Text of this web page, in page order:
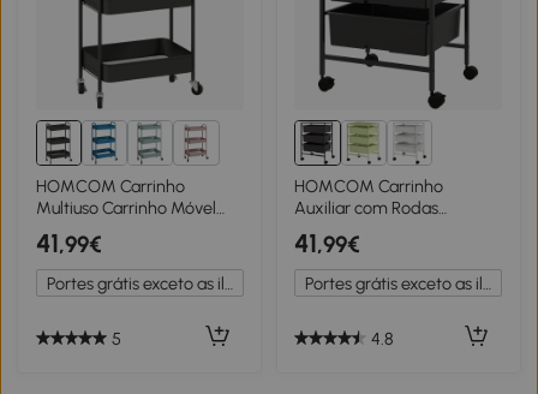
2+
HOMCOM Carrinho
Multiuso Carrinho Móvel
Carrinho de Cozinha 3
Prateleiras 4 Rodas
45x30,6x79 cm Preto
41,99€
5
HOMCOM Carrinho
Auxiliar com Rodas
Carrinho de Cozinha de 3
Níveis com 3 Cestos e
Estrutura de Aço
40,8x33,5x60,5 cm Preto
41,99€
4.8